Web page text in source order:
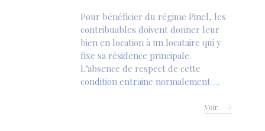
Pour bénéficier du régime Pinel, les
contribuables doivent donner leur
bien en location à un locataire qui y
fixe sa résidence principale.
L’absence de respect de cette
condition entraine normalement …
Voir